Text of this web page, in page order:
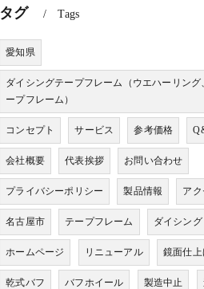
タグ Tags
愛知県
ダイシングテープフレーム（ウエハーリング
ープフレーム）
コンセプト サービス 参考価格
会社概要 代表挨拶 お問い合わせ
プライバシーポリシー 製品情報 アク
名古屋市 テープフレーム ダイシング
ホームページ リニューアル 鏡面仕上
乾式バフ バフホイール 製造中止